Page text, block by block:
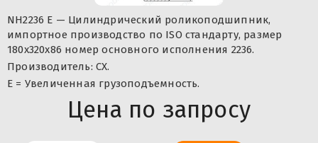
NH2236 E — Цилиндрический роликоподшипник,
импортное производство по ISO стандарту, размер
180x320x86 номер основного исполнения 2236.
Производитель: CX.
Е = Увеличенная грузоподъемность.
Цена по запросу